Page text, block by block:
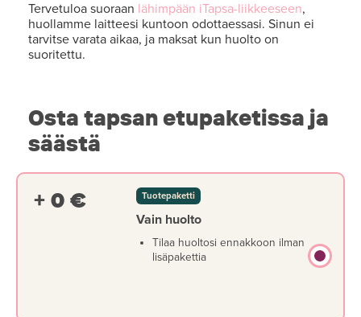
Tervetuloa suoraan lähimpään iTapsa-liikkeeseen,
huollamme laitteesi kuntoon odottaessasi. Sinun ei
tarvitse varata aikaa, ja maksat kun huolto on
suoritettu.
Osta tapsan etupaketissa ja
säästä
+ 0 € Tuotepaketti
Vain huolto
Tilaa huoltosi ennakkoon ilman
lisäpakettia